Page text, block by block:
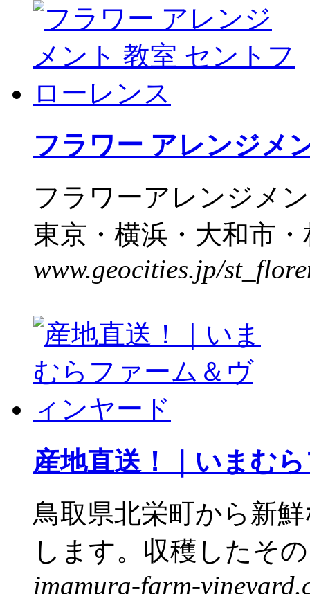
フラワー アレンジメ
フラワーアレンジメ
東京・横浜・大和市
www.geocities.jp/
産地直送！｜いまむ
鳥取県北栄町から新
します。収穫したそ
imamura-farm-